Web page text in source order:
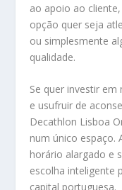
ao apoio ao
opção quer seja
ou simplesmente
qualidade.
Se quer investir
e usufruir de
Decathlon Lisboa
num único espaço.
horário alargado e
escolha inteligente
capital portuguesa.